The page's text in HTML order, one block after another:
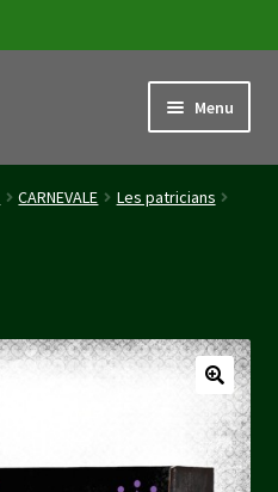
Menu
CARNEVALE
Les patricians